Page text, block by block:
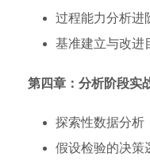
过程能力分析进
基准建立与改进
第四章：分析阶段实
探索性数据分析
假设检验的决策